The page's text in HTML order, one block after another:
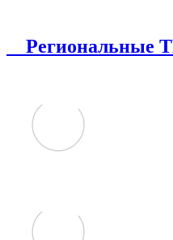
Региональные